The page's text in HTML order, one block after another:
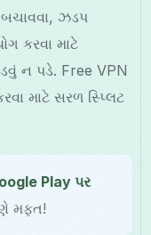
ઝડપ
કરવા માટે
ન પડે. Free VPN
માટે સરળ સ્પ્લિટ
Play પર
મફત!